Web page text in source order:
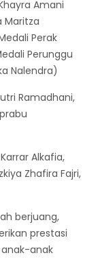
Amani
Maritza
Perak
Perunggu
Nalendra)
Ramadhani,
Alkafia,
Zhafira Fajri,
berjuang,
prestasi
anak